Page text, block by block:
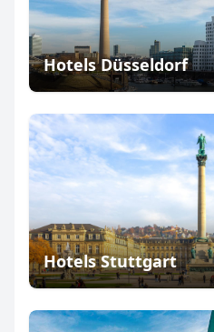
Hotels Düsseldorf
Hotels Stuttgart